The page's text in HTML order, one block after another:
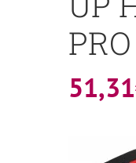
51,31